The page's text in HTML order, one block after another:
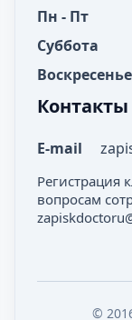
Пн - Пт
Суббота
Воскресенье
Контакты
E-mail
Регистрация
вопросам
©